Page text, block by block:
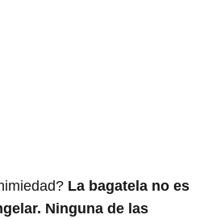
La bagatela no es
Ninguna de las